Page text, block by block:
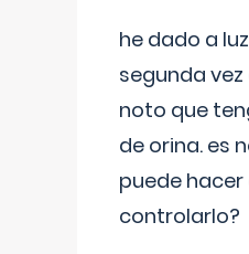
he dado a
segunda vez
noto que
de orina. es
puede
controlarlo?